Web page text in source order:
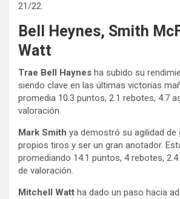
21/22.
Bell Heynes, Smith
Watt
Trae Bell Haynes ha subido su
siendo clave en las últimas victorias
promedia 10.3 puntos, 2.1 rebotes, 4.7
valoración.
Mark Smith ya demostró su agilidad de
propios tiros y ser un gran anotador.
promediando 14.1 puntos, 4 rebotes,
de valoración.
Mitchell Watt ha dado un paso hacia